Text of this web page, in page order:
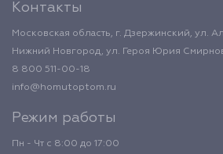
Контакты
Московская область, г. Дзержинский, ул.
Нижний Новгород, ул. Героя Юрия
8 800 511-00-18
info@homutoptom.ru
Режим работы
Пн - Чт с 8:00 до 17:00